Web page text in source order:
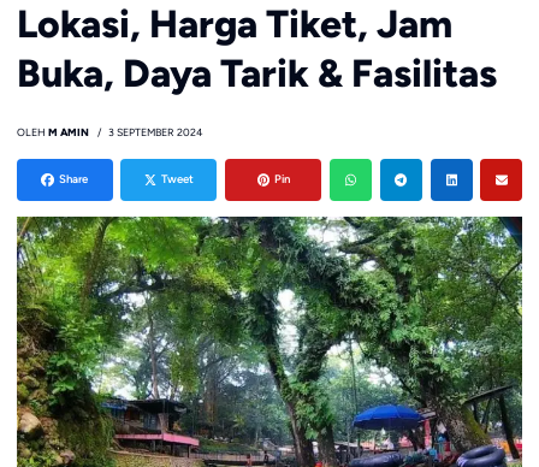
Lokasi, Harga Tiket, Jam
Buka, Daya Tarik & Fasilitas
OLEH M AMIN 3 SEPTEMBER 2024
Share Tweet Pin